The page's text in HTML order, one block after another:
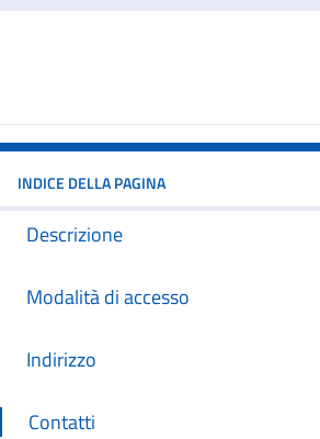
INDICE DELLA PAGINA
Descrizione
Modalità di accesso
Indirizzo
Contatti